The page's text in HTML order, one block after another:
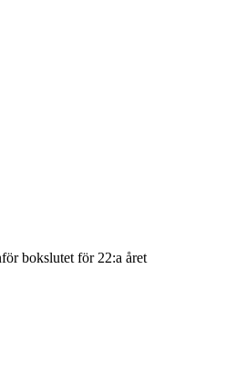
bokslutet för 22:a året